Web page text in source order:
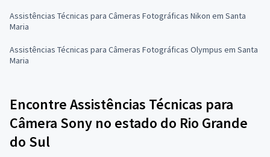
Assistências Técnicas para Câmeras Fotográficas Nikon em Santa
Maria
Assistências Técnicas para Câmeras Fotográficas Olympus em Santa
Maria
Encontre Assistências Técnicas para
Câmera Sony no estado do Rio Grande
do Sul